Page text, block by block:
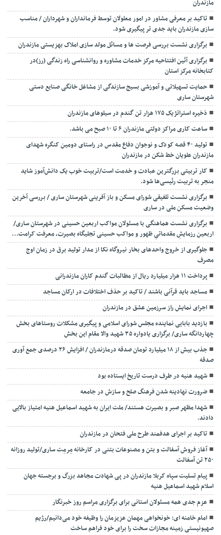
مازندران
تاکید بر معرفی مشاور در امور معلولان توسط فرمانداران و شهرداران / مناسب
سازی مازندران باید جدی تر پیگیری شود.
برگزاری نشست بررسی فرصت ها و مسائل مولد سازی املاک بهزیستی مازندران
برگزاری آئین افتتاحیه مرکز خدمات مشاوره و روانشناسی راه زندگی (رز)در
کتابخانه مرکز استان
حمایت تسهیلاتی و آموزشی بسیج سازندگی از مشاغل خانگی صنایع دستی
شهرستان ساری
ذخیره استراتژیک ۱۷۵ هزار تن گندم در سیلوهای مازندران
ساعت کاری مراکز دولتی مازندران ۶ تا ۱۰ صبح می باشد.
تولید ۴۰ قصه کودک و نوجوان دفاع مقدس در راستای دومین کنگره شهدای
مازندران علویان خط شکن در مازندران
کار تربیتی بزرگترین عبادت و خدمت است/تربیت خوب یک دانش‌آموز شاید
منجر به تربیت رئیسی‌ها شود.
برگزاری ‌نشست تلفیقی شورای مسکن و باز آفرینی شهرستان ساری / بررسی آخرین
وضعیت مسکن ملی در ساری
برگزاری نشست هماهنگی با مسئولان مواکب اربعین حسینی در شهرستان ساری/
اربعین رزمایشِ مقدماتیِ ظهور و مواکب حسینی تجلیگاه بصیرت، معرفت کرامت…
جلوگیری از خروج واحدهای بخار نیروگاه نکا از مدار تولید برق در زمان اوج
مصرف
پرداخت ۱۱ هزار میلیارد ریال از مطالبات گندم کاران مازندرانی
مساجد باید قرآنی باشند / تاکید بر حذف اختلافات در ارکان مساجد
اجرای نمایش راز سرزمین عشق در مازندران
بازدید بابایی نماینده مجلس شورای اسلامی و پیگیری مشکلات روستاهای بخش
چهاردانگه ساری/ برگزاری یادواره ۳۵ شهید والا مقام این بخش
جذب بیش از ۱۸ میلیارد تومان صدقه درمازندران / افزایش ۲۶ درصدی جمع آوری
صدقه
شهید هنیه در طرف درست تاریخ ایستاده بود
ضرورت نهادینه شدن فرهنگ صلح و سازش در جامعه
شهدا مظهر صبر و بصیرت هستند/ ملت ایران به شهید اسماعیل هنیه امتیاز بالایی
دادند.
تاکید بر اجرای هدفمند طرح ملی فتحان در مازندران
آغاز فروش آسفالت و بتن و مصنوعات بتنی در کارخانه مِرمِت ساری/تولید روزانه
۲۵۰ تن آسفالت
پیام تسلیت سپاه کربلا مازندران در پی شهادت مجاهد بزرگ و برجسته جهان
اسلام شهید اسماعیل هنیه
عزم جدی همه مسئولان استانی برای برگزاری مراسم روز خبرنگار
امام خامنه ای: خونخواهی مهمان عزیزمان را وظیفه خود می‌دانیم/رژیم
صهیونیستی زمینه مجازات سخت را برای خود فراهم ساخت